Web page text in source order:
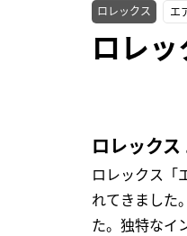
ロレックス エ
ロレ
ロレック
ロレックス「
れてきました
た。独特なイ